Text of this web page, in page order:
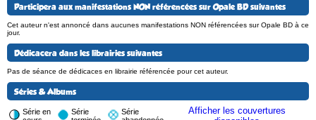
Participera aux manifestations NON référencées sur Opale BD suivantes
Cet auteur n'est annoncé dans aucunes manifestations NON référencées sur Opale BD à ce
jour.
Dédicacera dans les librairies suivantes
Pas de séance de dédicaces en librairie référencée pour cet auteur.
Séries & Albums
Série en
Série
Série
Afficher les couvertures